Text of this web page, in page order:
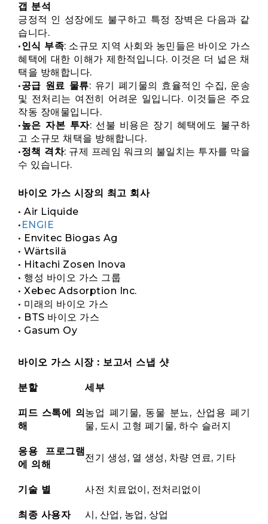
갭 분석
긍정적 인 성장에도 불구하고 특정 장벽은 다음과 같
습니다.
•인식 부족: 소규모 지역 사회와 농민들은 바이오 가스
혜택에 대한 이해가 제한적입니다. 이것은 더 넓은 채
택을 방해합니다.
•공급 원료 물류: 유기 폐기물의 효율적인 수집, 운송
및 전처리는 여전히 어려운 일입니다. 이것들은 주요
작동 장애물입니다.
•높은 자본 투자: 선불 비용은 장기 혜택에도 불구하
고 소규모 채택을 방해합니다.
•정책 격차: 규제 프레임 워크의 불일치는 투자를 막을
수 있습니다.
바이오 가스 시장의 최고 회사
• Air Liquide
• ENGIE
• Envitec Biogas Ag
• Wärtsilä
• Hitachi Zosen Inova
• 행성 바이오 가스 그룹
• Xebec Adsorption Inc.
• 미래의 바이오 가스
• BTS 바이오 가스
• Gasum Oy
바이오 가스 시장 : 보고서 스냅 샷
분할 세부
피드 스톡에 의
해
농업 폐기물, 동물 분뇨, 산업용 폐기
물, 도시 고형 폐기물, 하수 슬러지
응용 프로그램
에 의해
전기 생성, 열 생성, 차량 연료, 기타
기술 별 사전 치료없이, 전처리없이
최종 사용자 시, 산업, 농업, 상업